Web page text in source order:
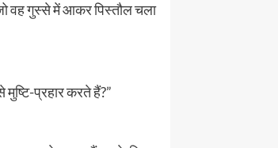
जो वह गुस्से में आकर पिस्तौल चला
प्रहार करते हैं?”